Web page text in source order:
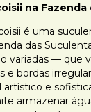
na
é uma
das
variadas — que
e bordas
e
armazenar